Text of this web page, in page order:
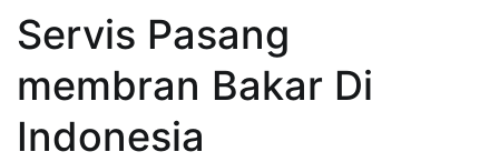
pasang
asphal
di
Servis Pasang
membran Bakar Di
Indonesia